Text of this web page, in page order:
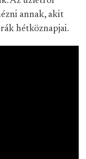
annak, akit
hétköznapjai.